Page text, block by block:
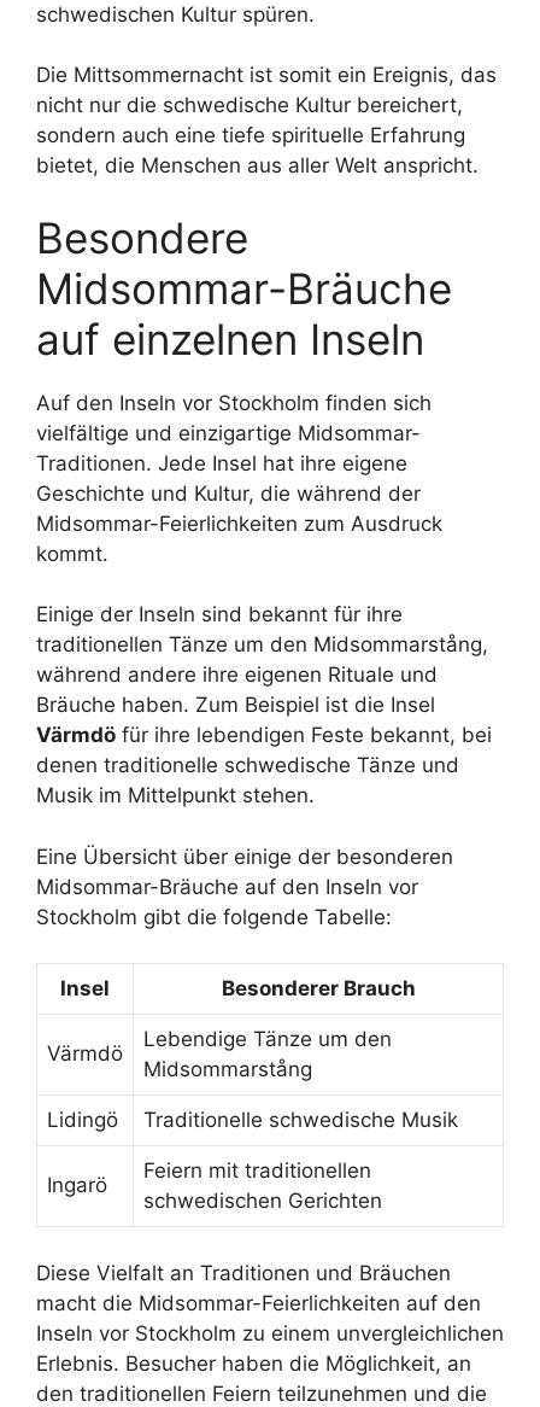
schwedischen Kultur spüren.
Die Mittsommernacht ist somit ein Ereignis, das
nicht nur die schwedische Kultur bereichert,
sondern auch eine tiefe spirituelle Erfahrung
bietet, die Menschen aus aller Welt anspricht.
Besondere
Midsommar-Bräuche
auf einzelnen Inseln
Auf den Inseln vor Stockholm finden sich
vielfältige und einzigartige Midsommar-
Traditionen. Jede Insel hat ihre eigene
Geschichte und Kultur, die während der
Midsommar-Feierlichkeiten zum Ausdruck
kommt.
Einige der Inseln sind bekannt für ihre
traditionellen Tänze um den Midsommarstång,
während andere ihre eigenen Rituale und
Bräuche haben. Zum Beispiel ist die Insel
Värmdö für ihre lebendigen Feste bekannt, bei
denen traditionelle schwedische Tänze und
Musik im Mittelpunkt stehen.
Eine Übersicht über einige der besonderen
Midsommar-Bräuche auf den Inseln vor
Stockholm gibt die folgende Tabelle:
Insel Besonderer Brauch
Värmdö
Lebendige Tänze um den
Midsommarstång
Lidingö Traditionelle schwedische Musik
Ingarö
Feiern mit traditionellen
schwedischen Gerichten
Diese Vielfalt an Traditionen und Bräuchen
macht die Midsommar-Feierlichkeiten auf den
Inseln vor Stockholm zu einem unvergleichlichen
Erlebnis. Besucher haben die Möglichkeit, an
den traditionellen Feiern teilzunehmen und die